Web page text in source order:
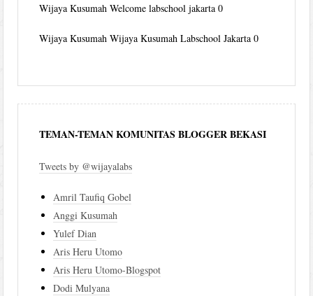
Wijaya Kusumah Welcome labschool jakarta 0
Wijaya Kusumah Wijaya Kusumah Labschool Jakarta 0
TEMAN-TEMAN KOMUNITAS BLOGGER BEKASI
Tweets by @wijayalabs
Amril Taufiq Gobel
Anggi Kusumah
Yulef Dian
Aris Heru Utomo
Aris Heru Utomo-Blogspot
Dodi Mulyana